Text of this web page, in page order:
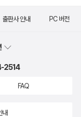
출판사 안내 PC 버전
2514
FAQ
내